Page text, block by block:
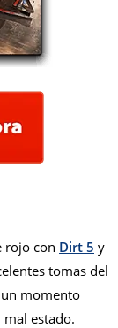
rojo con Dirt 5 y
tomas del
momento
estado.